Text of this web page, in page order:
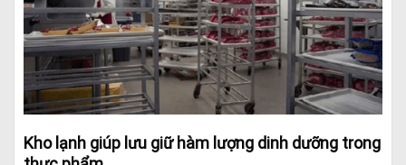
Kho lạnh giúp lưu giữ hàm lượng dinh dưỡng trong